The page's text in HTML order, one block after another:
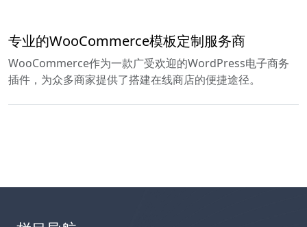
专业的WooCommerce模板定制服务商
WooCommerce作为一款广受欢迎的WordPress电子商务
插件，为众多商家提供了搭建在线商店的便捷途径。